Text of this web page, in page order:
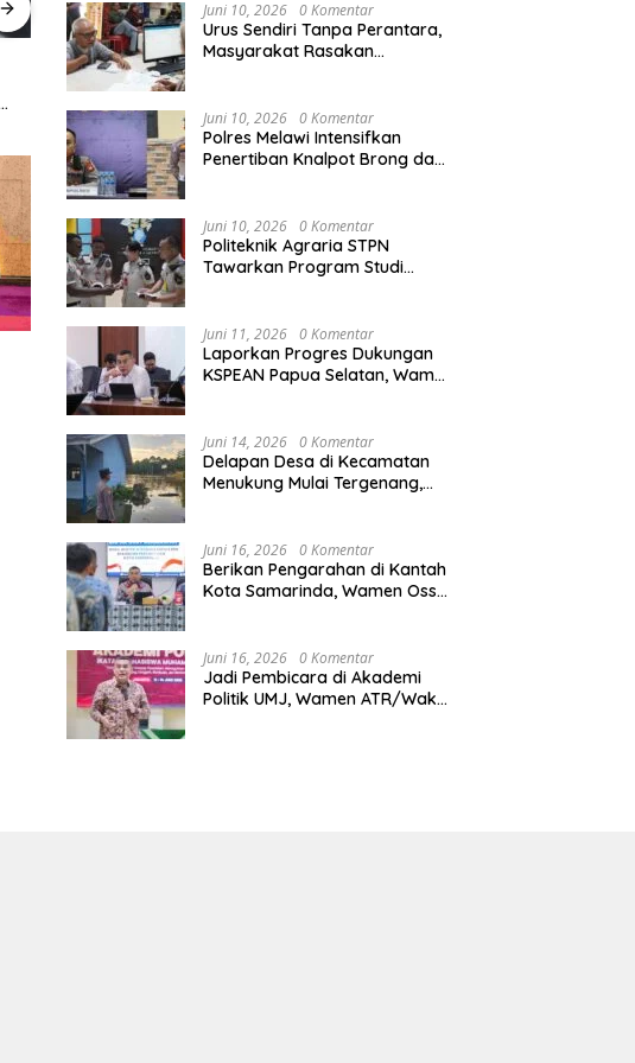
Melawi Tempati Peringkat ke-11
Sementara pada MTQ XXXIV
Semarak HUT RI ke-81,
Pinoh
Agraria/Pertanahan dan Tata
Ruang
Juni 10, 2026 0 Komentar
Urus Sendiri Tanpa Perantara,
Masyarakat Rasakan
Juni 10, 2026 0 Komentar
Polres Melawi Intensifkan
Penertiban Knalpot Brong dan
Juni 10, 2026 0 Komentar
Politeknik Agraria STPN
Tawarkan Program Studi
Juni 11, 2026 0 Komentar
Laporkan Progres Dukungan
KSPEAN Papua Selatan, Wamen
Nasional
Juni 14, 2026 0 Komentar
Delapan Desa di Kecamatan
Menukung Mulai Tergenang,
Juni 16, 2026 0 Komentar
Berikan Pengarahan di Kantah
Kota Samarinda, Wamen Ossy:
Kalimantan Timur
Juni 16, 2026 0 Komentar
Jadi Pembicara di Akademi
Politik UMJ, Wamen ATR/Waka